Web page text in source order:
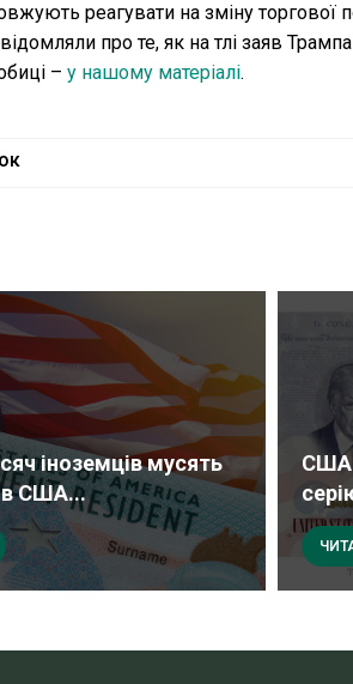
реагувати на зміну
про те, як на тлі заяв
– у нашому матеріалі.
іноземців мусять
в США...
США